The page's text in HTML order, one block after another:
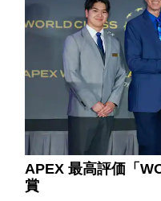
APEX 最高評価「
賞